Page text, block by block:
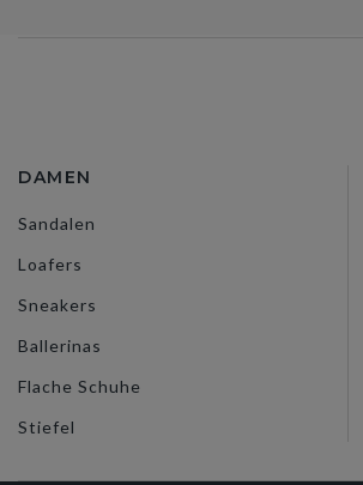
DAMEN
Sandalen
Loafers
Sneakers
Ballerinas
Flache Schuhe
Stiefel